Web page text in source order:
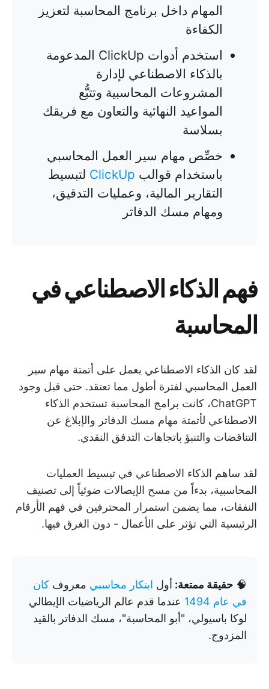
المهام داخل برنامج المحاسبة لتعزيز
الكفاءة
استخدم أدوات ClickUp المدعومة
بالذكاء الاصطناعي لإدارة
المشروعات المحاسبية وتتبُّع
المواعيد النهائية والتعاون مع فريقك
بسلاسة
خصِّص مهام سير العمل المحاسبي
باستخدام قوالب ClickUp لتبسيط
التقارير المالية، وعمليات التدقيق،
ومهام مسك الدفاتر
فهم الذكاء الاصطناعي في
المحاسبة
لقد كان الذكاء الاصطناعي يعمل على أتمتة مهام سير
العمل المحاسبي لفترة أطول مما تعتقد. حتى قبل وجود
ChatGPT، كانت برامج المحاسبة تستخدم الذكاء
الاصطناعي لأتمتة مهام مسك الدفاتر والإبلاغ عن
التناقضات والتنبؤ باتجاهات التدفق النقدي.
لقد ساهم الذكاء الاصطناعي في تبسيط العمليات
المحاسبية، بدءاً من مسح الإيصالات ضوئياً إلى تصنيف
النفقات، مما يضمن استمرار المحترفين في فهم الأرقام
الرئيسية التي تؤثر على الأعمال - دون الغرق فيها.
🧠 حقيقة ممتعة: أول ابتكار محاسبي معروف كان
في عام 1494
عندما قدم عالم الرياضيات الإيطالي
لوكا باسيولي، "أبو المحاسبة"، مسك الدفاتر بالقيد
المزدوج.